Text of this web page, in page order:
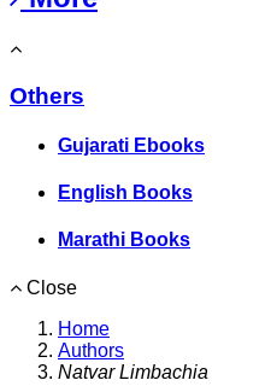
Others
Gujarati Ebooks
English Books
Marathi Books
Close
Home
Authors
Natvar Limbachia